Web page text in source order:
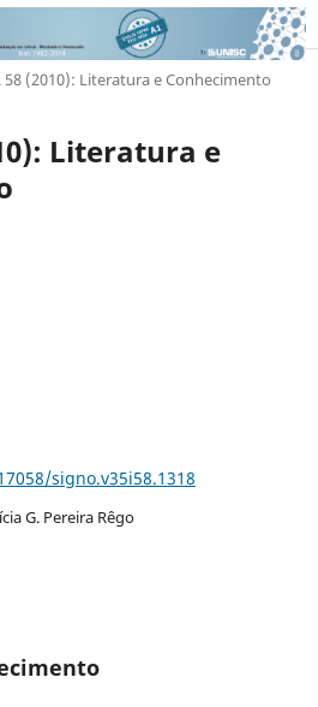
58 (2010): Literatura e Conhecimento
Literatura e
signo.v35i58.1318
G. Pereira Rêgo